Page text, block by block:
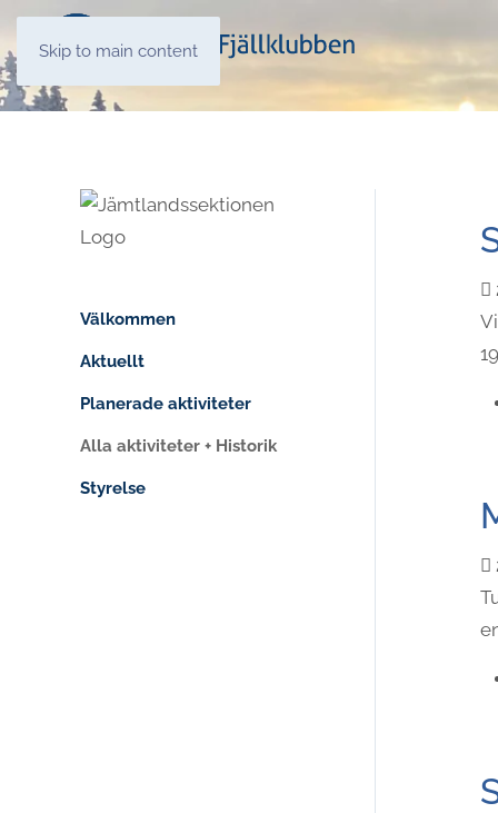
Skip to main content
Välkommen
Aktuellt
Planerade aktiviteter
Alla aktiviteter + Historik
Styrelse